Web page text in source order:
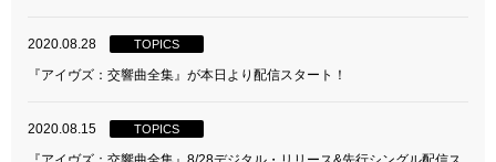
2020.08.28 TOPICS
『アイヴズ：交響曲全集』が本日より配信スタート！
2020.08.15 TOPICS